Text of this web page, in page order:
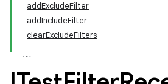
addExcludeFilter
addIncludeFilter
clearExcludeFilters